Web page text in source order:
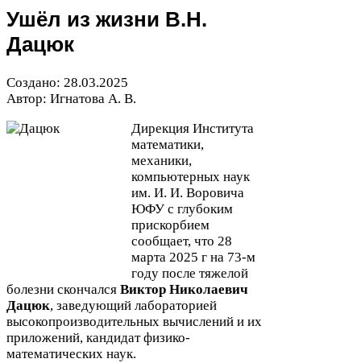
Ушёл из жизни В.Н.
Дацюк
Создано: 28.03.2025
Автор: Игнатова А. В.
Дирекция Института
математики,
механики,
компьютерных наук
им. И. И. Воровича
ЮФУ с глубоким
прискорбием
сообщает, что 28
марта 2025 г на 73-​м
году после тяжелой
болезни скончался Виктор Николаевич
Дацюк, заведующий лабораторией
высокопроизводительных вычислений и их
приложений, кандидат физико-​
математических наук.